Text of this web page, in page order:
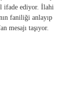
ifade ediyor. İlahi
faniliği anlayıp
mesajı taşıyor.